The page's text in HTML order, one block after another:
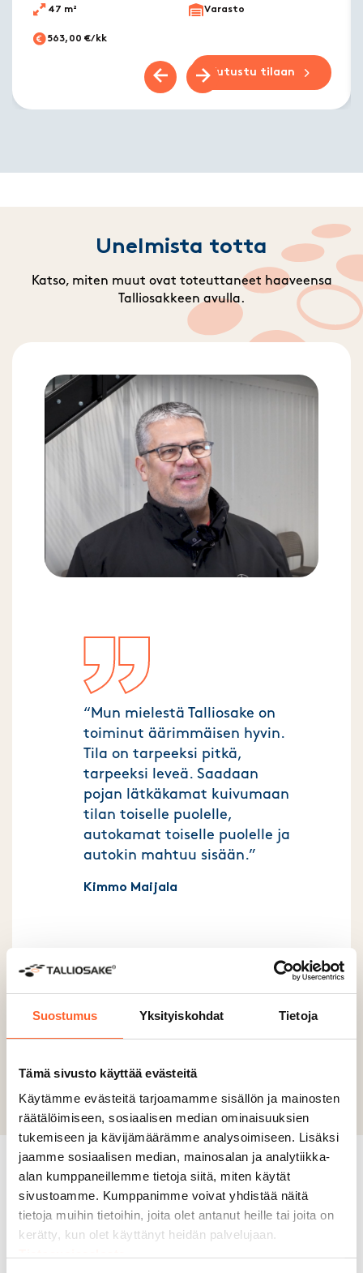
Suostumus Yksityiskohdat Tietoja
Tämä sivusto käyttää evästeitä
Käytämme evästeitä tarjoamamme sisällön ja mainosten
räätälöimiseen, sosiaalisen median ominaisuuksien
tukemiseen ja kävijämäärämme analysoimiseen. Lisäksi
jaamme sosiaalisen median, mainosalan ja analytiikka-
alan kumppaneillemme tietoja siitä, miten käytät
sivustoamme. Kumppanimme voivat yhdistää näitä
tietoja muihin tietoihin, joita olet antanut heille tai joita on
kerätty, kun olet käyttänyt heidän palvelujaan.
47 m² Varasto
563,00 €/kk
Tutustu tilaan
Previous slide
Next slide
Unelmista totta
Katso, miten muut ovat toteuttaneet haaveensa
Talliosakkeen avulla.
“Mun mielestä Talliosake on
toiminut äärimmäisen hyvin.
Tila on tarpeeksi pitkä,
tarpeeksi leveä. Saadaan
pojan lätkäkamat kuivumaan
tilan toiselle puolelle,
autokamat toiselle puolelle ja
autokin mahtuu sisään.”
Kimmo Maijala
Miksi valitaTalliosake?